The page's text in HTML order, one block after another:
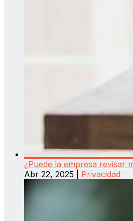
¿Puede la empresa revisar
Abr 22, 2025
Privacidad